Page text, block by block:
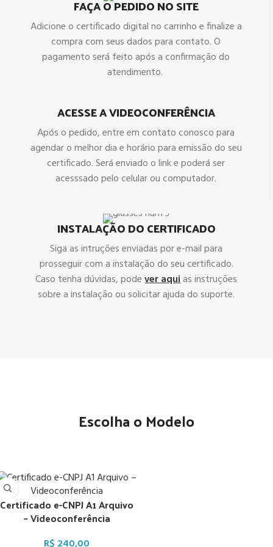
FAÇA O PEDIDO NO SITE
Adicione o certificado digital no carrinho e finalize a
compra com seus dados para contato. O
pagamento será feito após a confirmação do
atendimento.
ACESSE A VIDEOCONFERÊNCIA
Após o pedido, entre em contato conosco para
agendar o melhor dia e horário para emissão do seu
certificado. Será enviado o link e poderá ser
acesssado pelo celular ou computador.
INSTALAÇÃO DO CERTIFICADO
Siga as intruções enviadas por e-mail para
prosseguir com a instalação do seu certificado.
Caso tenha dúvidas, podever aquias instruções
sobre a instalação ou solicitar ajuda do suporte.
Escolha o Modelo
Certificado e-CNPJ A1 Arquivo
– Videoconferência